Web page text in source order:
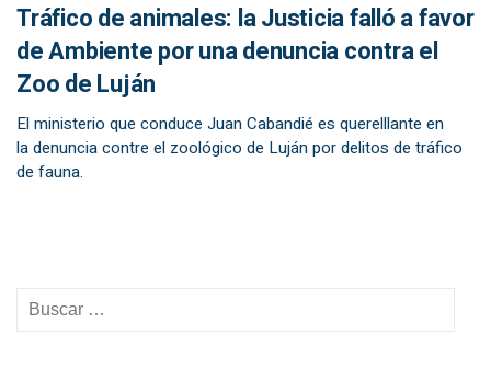
Tráfico de animales: la Justicia falló a favor
de Ambiente por una denuncia contra el
Zoo de Luján
El ministerio que conduce Juan Cabandié es querelllante en
la denuncia contre el zoológico de Luján por delitos de tráfico
de fauna.